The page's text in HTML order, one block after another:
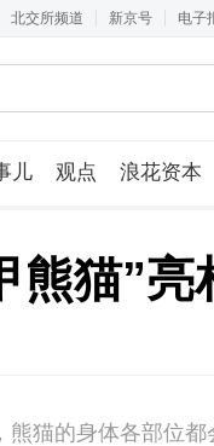
北交所频道 新京号 电子
儿 观点 浪花资本
熊猫”亮
猫的身体各部位